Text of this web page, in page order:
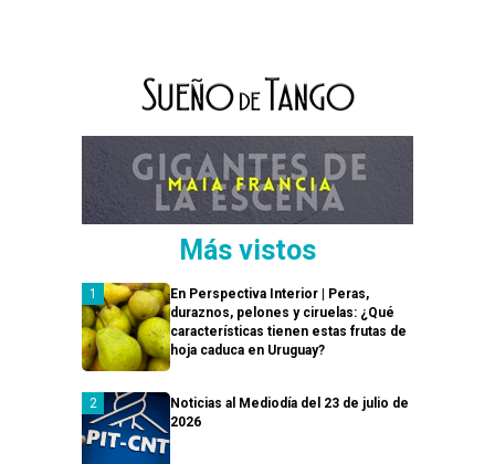
Más vistos
En Perspectiva Interior | Peras,
duraznos, pelones y ciruelas: ¿Qué
características tienen estas frutas de
hoja caduca en Uruguay?
Noticias al Mediodía del 23 de julio de
2026